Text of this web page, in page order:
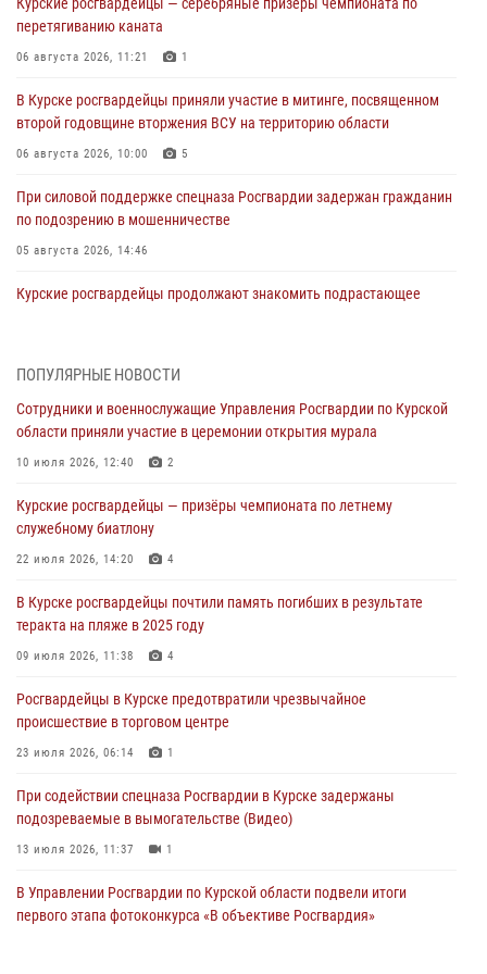
перетягиванию каната
06 августа 2026, 11:21 1
В Курске росгвардейцы приняли участие в митинге, посвященном
второй годовщине вторжения ВСУ на территорию области
06 августа 2026, 10:00 5
При силовой поддержке спецназа Росгвардии задержан гражданин
по подозрению в мошенничестве
05 августа 2026, 14:46
Курские росгвардейцы продолжают знакомить подрастающее
оздоровительных лагерях
05 августа 2026, 09:51
сбыта крупной партии наркотиков
04 августа 2026, 12:52
85 владельцев оружия
04 августа 2026, 07:00
297 выездов по сигналу «тревога»
03 августа 2026, 09:46
ПОПУЛЯРНЫЕ НОВОСТИ
Сотрудники и военнослужащие Управления Росгвардии по Курской
области приняли участие в церемонии открытия мурала
10 июля 2026, 12:40 2
Курские росгвардейцы — призёры чемпионата по летнему
служебному биатлону
22 июля 2026, 14:20 4
В Курске росгвардейцы почтили память погибших в результате
теракта на пляже в 2025 году
09 июля 2026, 11:38 4
Росгвардейцы в Курске предотвратили чрезвычайное
происшествие в торговом центре
23 июля 2026, 06:14 1
При содействии спецназа Росгвардии в Курске задержаны
подозреваемые в вымогательстве (Видео)
13 июля 2026, 11:37 1
В Управлении Росгвардии по Курской области подвели итоги
первого этапа фотоконкурса «В объективе Росгвардия»